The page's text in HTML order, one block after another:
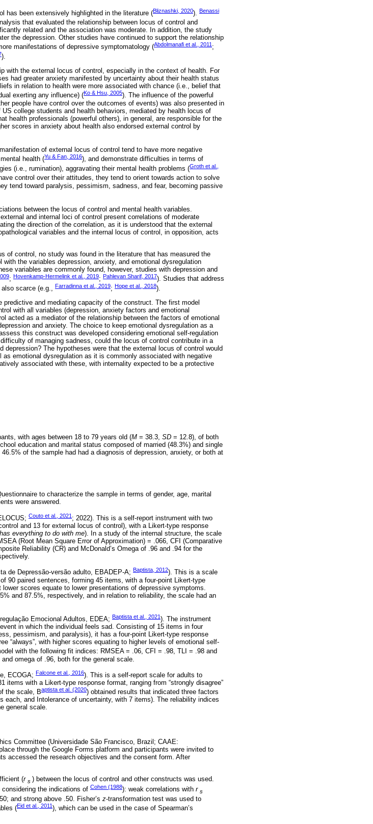
has been extensively highlighted in the literature (Bliznashki, 2020). Benassi
that evaluated the relationship between locus of control and
related and the association was moderate. In addition, the study
the depression. Other studies have continued to support the relationship
manifestations of depressive symptomatology (Abdolmanafi et al., 2011;
).
with the external locus of control, especially in the context of health. For
had greater anxiety manifested by uncertainty about their health status
in relation to health were more associated with chance (i.e., belief that
exerting any influence) (Ko & Hsu, 2005). The influence of the powerful
people have control over the outcomes of events) was also presented in
college students and health behaviors, mediated by health locus of
health professionals (powerful others), in general, are responsible for the
scores in anxiety about health also endorsed external control by
of external locus of control tend to have more negative
health (Yu & Fan, 2016), and demonstrate difficulties in terms of
(i.e., rumination), aggravating their mental health problems (Groth et al.,
control over their attitudes, they tend to orient towards action to solve
tend toward paralysis, pessimism, sadness, and fear, becoming passive
between the locus of control and mental health variables.
and internal loci of control present correlations of moderate
the direction of the correlation, as it is understood that the external
variables and the internal locus of control, in opposition, acts
of control, no study was found in the literature that has measured the
the variables depression, anxiety, and emotional dysregulation
variables are commonly found, however, studies with depression and
; Hovenkamp-Hermelink et al., 2019; Pahlevan Sharif, 2017). Studies that address
scarce (e.g., Farradinna et al., 2019; Hope et al., 2018).
predictive and mediating capacity of the construct. The first model
with all variables (depression, anxiety factors and emotional
acted as a mediator of the relationship between the factors of emotional
and anxiety. The choice to keep emotional dysregulation as a
this construct was developed considering emotional self-regulation
of managing sadness, could the locus of control contribute in a
The hypotheses were that the external locus of control would
emotional dysregulation as it is commonly associated with negative
associated with these, with internality expected to be a protective
with ages between 18 to 79 years old (M = 38.3, SD = 12.8), of both
education and marital status composed of married (48.3%) and single
of the sample had had a diagnosis of depression, anxiety, or both at
to characterize the sample in terms of gender, age, marital
were answered.
Couto et al., 2021 ; 2022). This is a self-report instrument with two
and 13 for external locus of control), with a Likert-type response
has everything to do with me). In a study of the internal structure, the scale
(Root Mean Square Error of Approximation) = .066, CFI (Comparative
Reliability (CR) and McDonald’s Omega of .96 and .94 for the
de Depressão-versão adulto, EBADEP-A; Baptista, 2012). This is a scale
90 paired sentences, forming 45 items, with a four-point Likert-type
scores equate to lower presentations of depressive symptoms.
and 87.5%, respectively, and in relation to reliability, the scale had an
Emocional Adultos, EDEA; Baptista et al., 2021). The instrument
in which the individual feels sad. Consisting of 15 items in four
pessimism, and paralysis), it has a four-point Likert-type response
“always”, with higher scores equating to higher levels of emotional self-
with the following fit indices: RMSEA = .06, CFI = .98, TLI = .98 and
omega of .96, both for the general scale.
ECOGA; Falcone et al., 2016). This is a self-report scale for adults to
with a Likert-type response format, ranging from “strongly disagree”
the scale, Baptista et al. (2020) obtained results that indicated three factors
each, and Intolerance of uncertainty, with 7 items). The reliability indices
general scale.
Committee (Universidade São Francisco, Brazil; CAAE:
through the Google Forms platform and participants were invited to
accessed the research objectives and the consent form. After
(r s ) between the locus of control and other constructs was used.
considering the indications of Cohen (1988): weak correlations with r s
and strong above .50. Fisher’s z-transformation test was used to
(Eid et al., 2011), which can be used in the case of Spearman’s